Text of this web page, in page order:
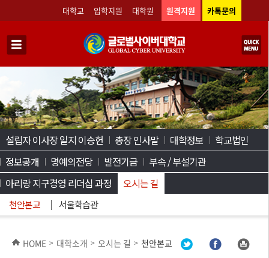
대학교 입학지원 대학원 원격지원 카톡문의
설립자 이사장 일지 이승헌 총장 인사말 대학정보
학교법인
정보공개
명예의전당 발전기금
부속 / 부설기관
아리랑 지구경영 리더십 과정
오시는 길
천안본교 서울학습관
HOME > 대학소개 > 오시는 길 > 천안본교